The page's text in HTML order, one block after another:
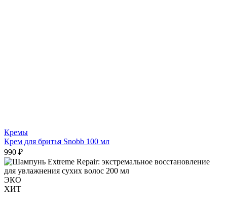
Кремы
Крем для бритья Snobb 100 мл
990 ₽
ЭКО
ХИТ